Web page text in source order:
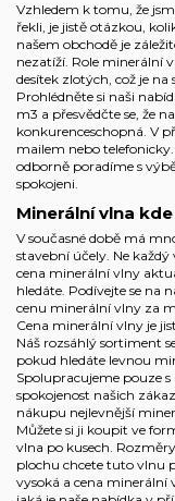
Vzhledem k tomu, že
řekli, je jistě otázkou,
našem obchodě je
nezatíží. Role minerální
desítek zlotých, což je
Prohlédněte si naši
m3 a přesvědčte se, že
konkurenceschopná. V
mailem nebo
odborně poradíme s
spokojeni.
Minerální vlna
V současné době má
stavební účely. Ne
cena minerální vlny
hledáte. Podívejte se na
cenu minerální vlny za
Cena minerální vlny je
Náš rozsáhlý sortiment
pokud hledáte levnou
Spolupracujeme pouze
spokojenost našich
nákupu nejlevnější
Můžete si ji koupit ve
vlna po kusech.
plochu chcete tuto vlnu
vysoká a cena minerální